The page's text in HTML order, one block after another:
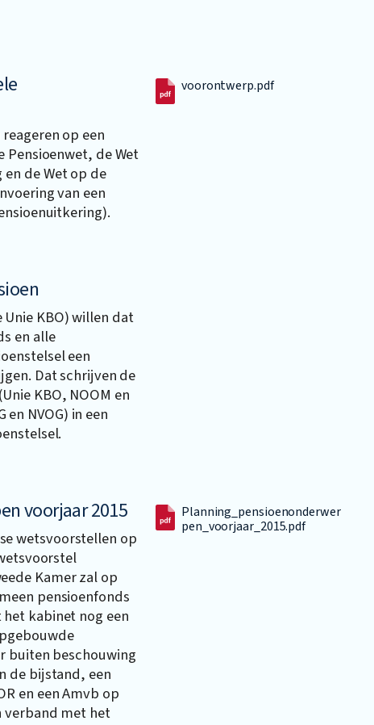
op een
de Wet
de Wet op de
van een
voorontwerp.pdf
KBO) willen dat
en alle
een
Dat schrijven de
KBO, NOOM en
en NVOG) in een
voorjaar 2015
wetsvoorstellen op
Kamer zal op
pensioenfonds
kabinet nog een
buiten beschouwing
de bijstand, een
en een Amvb op
verband met het
Planning_pensioenonderwer
pen_voorjaar_2015.pdf